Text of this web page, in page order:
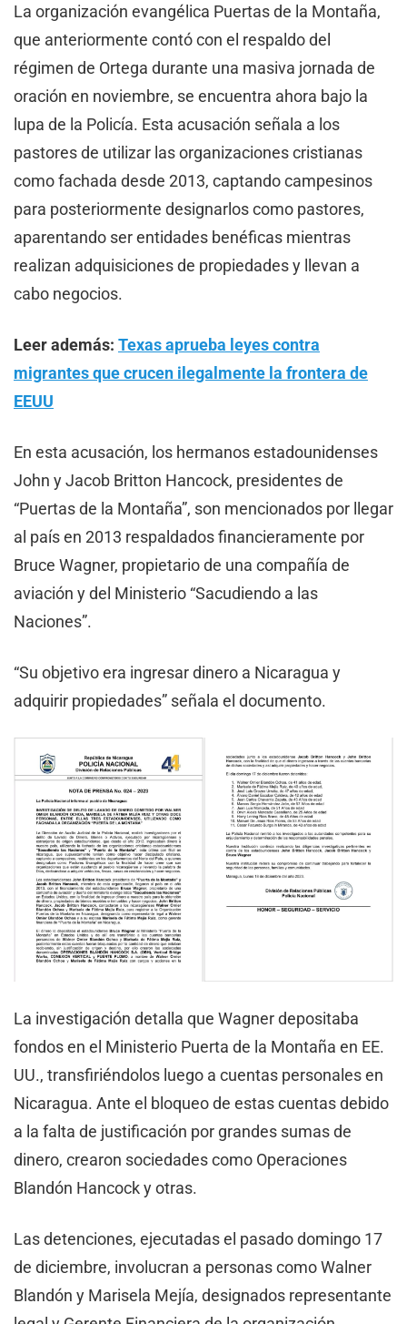
La organización evangélica Puertas de la Montaña,
que anteriormente contó con el respaldo del
régimen de Ortega durante una masiva jornada de
oración en noviembre, se encuentra ahora bajo la
lupa de la Policía. Esta acusación señala a los
pastores de utilizar las organizaciones cristianas
como fachada desde 2013, captando campesinos
para posteriormente designarlos como pastores,
aparentando ser entidades benéficas mientras
realizan adquisiciones de propiedades y llevan a
cabo negocios.
Leer además: Texas aprueba leyes contra
migrantes que crucen ilegalmente la frontera de
EEUU
En esta acusación, los hermanos estadounidenses
John y Jacob Britton Hancock, presidentes de
“Puertas de la Montaña”, son mencionados por llegar
al país en 2013 respaldados financieramente por
Bruce Wagner, propietario de una compañía de
aviación y del Ministerio “Sacudiendo a las
Naciones”.
“Su objetivo era ingresar dinero a Nicaragua y
adquirir propiedades” señala el documento.
La investigación detalla que Wagner depositaba
fondos en el Ministerio Puerta de la Montaña en EE.
UU., transfiriéndolos luego a cuentas personales en
Nicaragua. Ante el bloqueo de estas cuentas debido
a la falta de justificación por grandes sumas de
dinero, crearon sociedades como Operaciones
Blandón Hancock y otras.
Las detenciones, ejecutadas el pasado domingo 17
de diciembre, involucran a personas como Walner
Blandón y Marisela Mejía, designados representante